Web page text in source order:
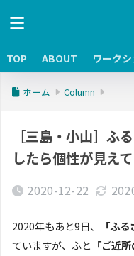
TOP ABOUT ワーク
ホーム Column
［三島・小山］ふ
したら個性が見え
2020-12-22
2020年もあと9日、 「ふ
ていますが、ふと 「ご近